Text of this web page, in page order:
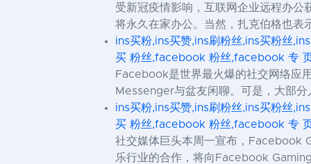
受新冠疫情影响，互联网企业远程办
将永久在家办公。当然，扎克伯格也
ins买粉,ins买赞,ins刷粉丝,ins买粉丝
买 粉丝,facebook 粉丝,facebook 专
Facebook是世界最火爆的社交网络应
Messenger与盆友闲聊。可是，大部
ins买粉,ins买赞,ins刷粉丝,ins买粉丝
买 粉丝,facebook 粉丝,facebook 专
社交媒体巨头本周一宣布，Facebook
乐行业的合作，将向Facebook